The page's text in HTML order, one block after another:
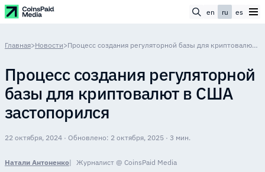
en ru es
Главная>Новости> Процесс создания регуляторной базы для криптовалют в США застопорился
Процесс создания регуляторной
базы для криптовалют в США
застопорился
22 октября, 2024 · Обновлено: 2 октября, 2025 · 3 мин.
Натали Антоненко Журналист @ CoinsPaid Media